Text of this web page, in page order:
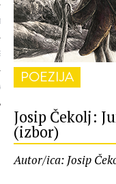
POEZIJA
Josip Čekolj:
(izbor)
Autor/ica: Josip